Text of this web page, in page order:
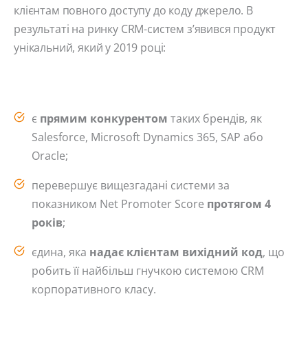
клієнтам повного доступу до коду джерело. В
результаті на ринку CRM-систем з’явився продукт
унікальний, який у 2019 році:
є прямим конкурентом таких брендів, як
Salesforce, Microsoft Dynamics 365, SAP або
Oracle;
перевершує вищезгадані системи за
показником Net Promoter Score протягом 4
років;
єдина, яка надає клієнтам вихідний код, що
робить її найбільш гнучкою системою CRM
корпоративного класу.